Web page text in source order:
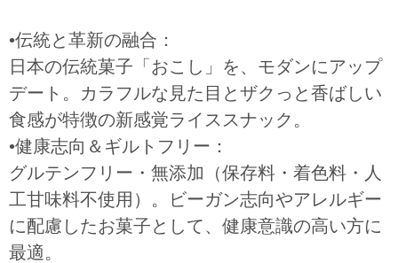
•伝統と革新の融合：
日本の伝統菓子「おこし」を、モダンにアップ
デート。カラフルな見た目とザクっと香ばしい
食感が特徴の新感覚ライススナック。
•健康志向＆ギルトフリー：
グルテンフリー・無添加（保存料・着色料・人
工甘味料不使用）。ビーガン志向やアレルギー
に配慮したお菓子として、健康意識の高い方に
最適。